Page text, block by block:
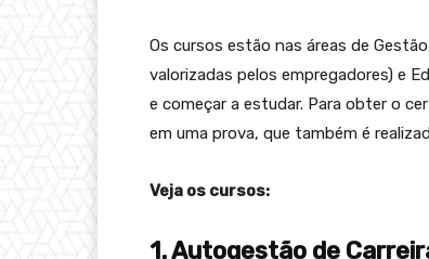
Os cursos estão nas áreas de
valorizadas pelos empregadores) e
e começar a estudar. Para obter o
em uma prova, que também é
Veja os cursos:
1. Autogestão de